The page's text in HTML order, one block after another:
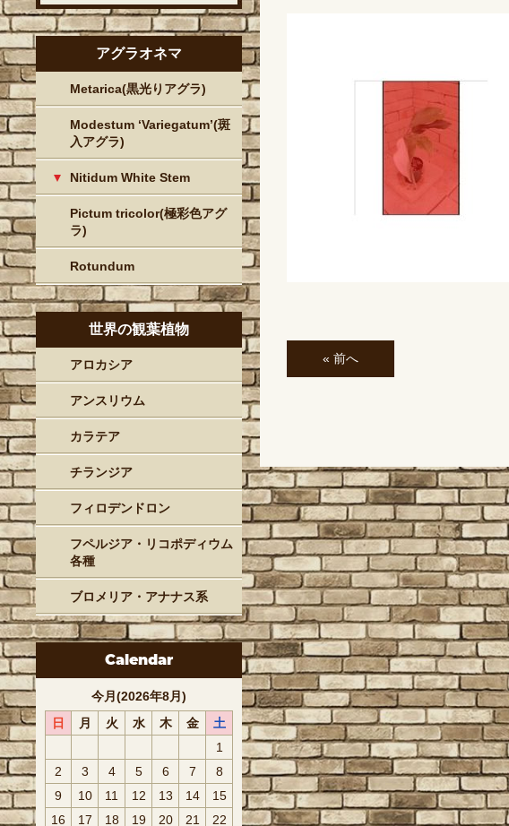
« 前へ
アグラオネマ
Metarica(黒光りアグラ)
Modestum ‘Variegatum’(斑
入アグラ)
Nitidum White Stem
Pictum tricolor(極彩色アグ
ラ)
Rotundum
世界の観葉植物
アロカシア
アンスリウム
カラテア
チランジア
フィロデンドロン
フペルジア・リコポディウム
各種
ブロメリア・アナナス系
Calendar
今月(2026年8月)
日
月 火 水 木 金
土
1
2
3 4 5 6 7
8
9
10 11 12 13 14
15
16
17 18 19 20 21
22